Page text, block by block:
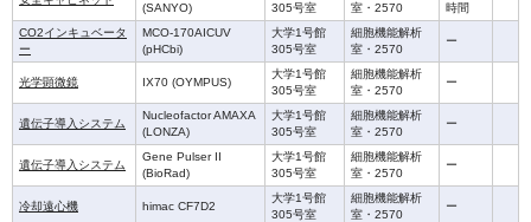
(SANYO)
305号室
室・2570
時間
CO2インキュベータ
ー
MCO-170AICUV
(pHCbi)
大学1号館
305号室
細胞機能解析
室・2570
ー
光学顕微鏡 IX70 (OYMPUS)
大学1号館
305号室
細胞機能解析
室・2570
ー
遺伝子導入システム
Nucleofactor AMAXA
(LONZA)
大学1号館
305号室
細胞機能解析
室・2570
ー
遺伝子導入システム
Gene Pulser II
(BioRad)
大学1号館
305号室
細胞機能解析
室・2570
ー
冷却遠心機 himac CF7D2
大学1号館
305号室
細胞機能解析
室・2570
ー